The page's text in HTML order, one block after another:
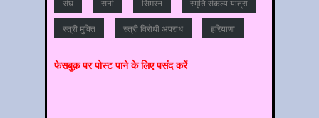
स्‍त्री मुक्ति स्‍त्री विरोधी अपराध हरियाणा
फेसबुक़ पर पोस्‍ट पाने के लिए पसंद करें